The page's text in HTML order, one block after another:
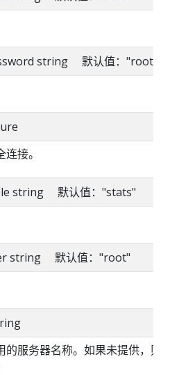
string 默认值："root"
接。
string 默认值："stats"
string 默认值："root"
的服务器名称。如果未提供，则